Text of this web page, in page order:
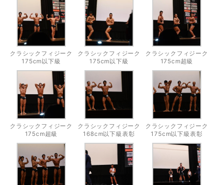
クラシックフィジーク
175cm以下級
クラシックフィジーク
175cm以下級
クラシックフィジーク
175cm超級
クラシックフィジーク
175cm超級
クラシックフィジーク
168cm以下級表彰
クラシックフィジーク
175cm以下級表彰